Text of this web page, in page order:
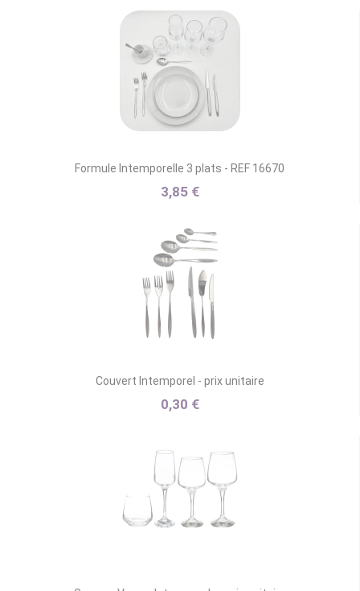
Formule Intemporelle 3 plats - REF 16670
3,85 €
Couvert Intemporel - prix unitaire
0,30 €